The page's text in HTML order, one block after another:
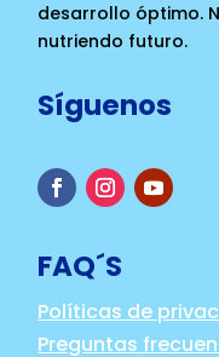
desarrollo óptimo.
nutriendo futuro.
Síguenos
FAQ´S
Políticas de
Preguntas